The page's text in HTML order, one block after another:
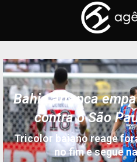
Bahia arranca
contra o São
Tricolor baiano reage
no fim e segue